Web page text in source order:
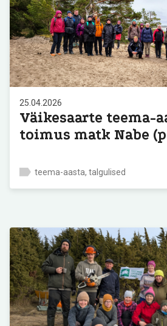
25.04.2026
Väikesaarte teema-
toimus matk Nabe
teema-aasta, talgulised